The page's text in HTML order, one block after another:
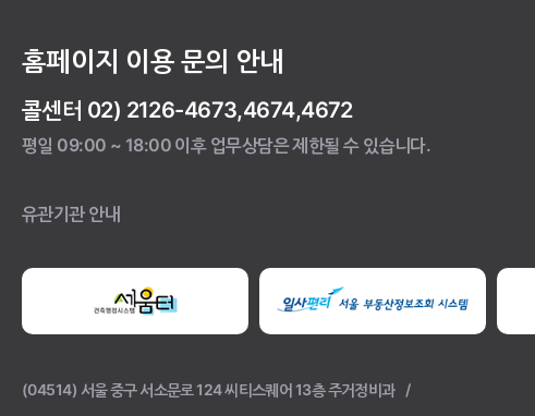
홈페이지 이용 문의 안내
콜센터 02) 2126-4673,4674,4672
평일 09:00 ~ 18:00 이후 업무상담은 제한될 수 있습니다.
유관기관 안내
(04514) 서울 중구 서소문로 124 씨티스퀘어 13층 주거정비과